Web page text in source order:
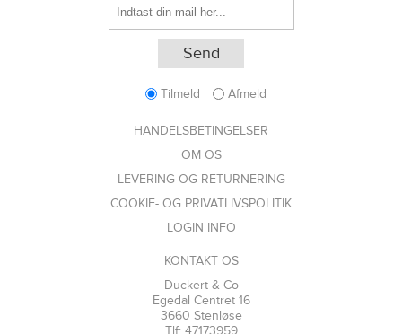
Tilmeld Afmeld
HANDELSBETINGELSER
OM OS
LEVERING OG RETURNERING
COOKIE- OG PRIVATLIVSPOLITIK
LOGIN INFO
KONTAKT OS
Duckert & Co
Egedal Centret 16
3660 Stenløse
Tlf: 47173959